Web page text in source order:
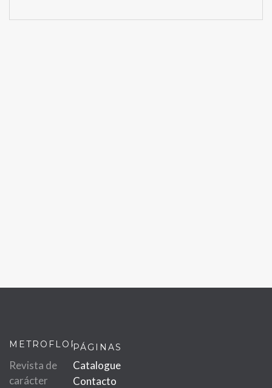
METROFLOR
Revista de
carácter
PÁGINAS
Catalogue
Contacto